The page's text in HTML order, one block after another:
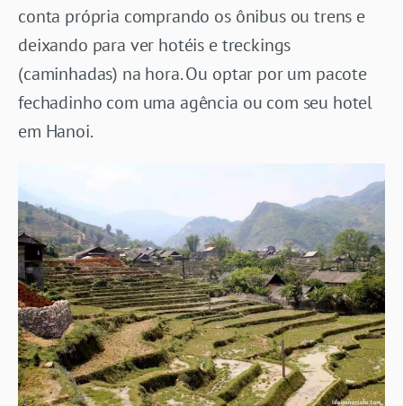
conta própria comprando os ônibus ou trens e
deixando para ver hotéis e treckings
(caminhadas) na hora. Ou optar por um pacote
fechadinho com uma agência ou com seu hotel
em Hanoi.